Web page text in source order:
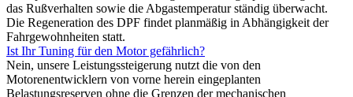
das Rußverhalten sowie die Abgastemperatur ständig überwacht.
Die Regeneration des DPF findet planmäßig in Abhängigkeit der
Fahrgewohnheiten statt.
Ist Ihr Tuning für den Motor gefährlich?
Nein, unsere Leistungssteigerung nutzt die von den
Motorenentwicklern von vorne herein eingeplanten
Belastungsreserven ohne die Grenzen der mechanischen